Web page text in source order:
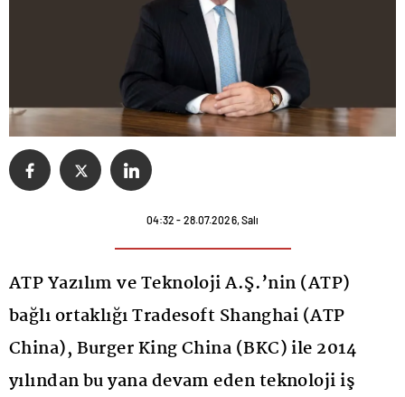
04:32 - 28.07.2026, Salı
ATP Yazılım ve Teknoloji A.Ş.’nin (ATP)
bağlı ortaklığı Tradesoft Shanghai (ATP
China), Burger King China (BKC) ile 2014
yılından bu yana devam eden teknoloji iş